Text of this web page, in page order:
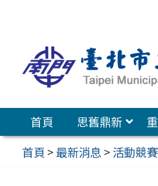
容
區
首頁 思舊鼎新
首頁 >最新消息 > 活動競賽